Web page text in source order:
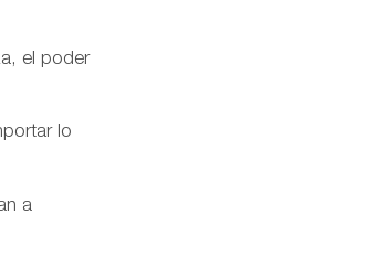
el poder
lo
a